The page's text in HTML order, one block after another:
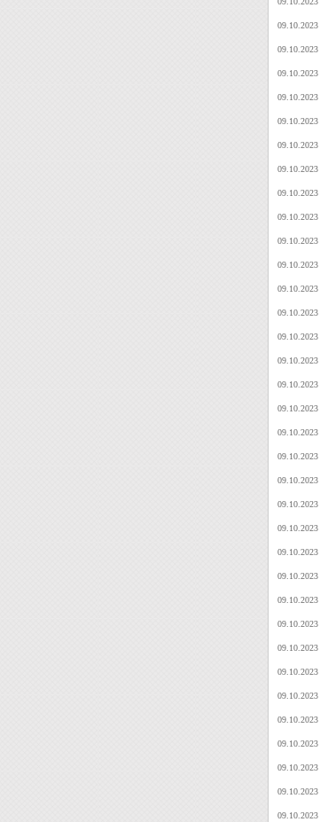
09.10.2023
09.10.2023
09.10.2023
09.10.2023
09.10.2023
09.10.2023
09.10.2023
09.10.2023
09.10.2023
09.10.2023
09.10.2023
09.10.2023
09.10.2023
09.10.2023
09.10.2023
09.10.2023
09.10.2023
09.10.2023
09.10.2023
09.10.2023
09.10.2023
09.10.2023
09.10.2023
09.10.2023
09.10.2023
09.10.2023
09.10.2023
09.10.2023
09.10.2023
09.10.2023
09.10.2023
09.10.2023
09.10.2023
09.10.2023